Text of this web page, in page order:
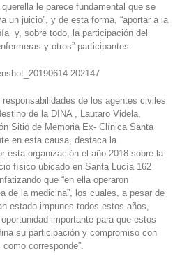
le parece fundamental que se
un juicio”, y de esta forma, “aportar a la
y, sobre todo, la participación del
y otros” participantes.
de los agentes civiles
de la DINA , Lautaro Videla,
Sitio de Memoria Ex- Clínica Santa
en esta causa, destaca la
esta organización el año 2018 sobre la
físico ubicado en Santa Lucía 162
que “en ella operaron
de la medicina”, los cuales, a pesar de
estado impunes todos estos años,
importante para que estos
su participación y compromiso con
corresponde”.